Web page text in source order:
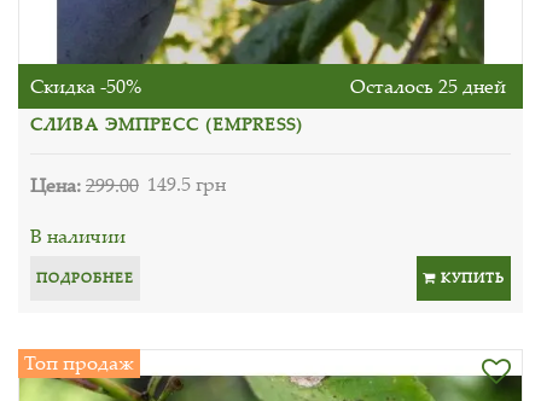
Скидка -50% Осталось 25 дней
СЛИВА ЭМПРЕСС (EMPRESS)
Цена:299.00 149.5 грн
В наличии
ПОДРОБНЕЕ КУПИТЬ
Топ продаж